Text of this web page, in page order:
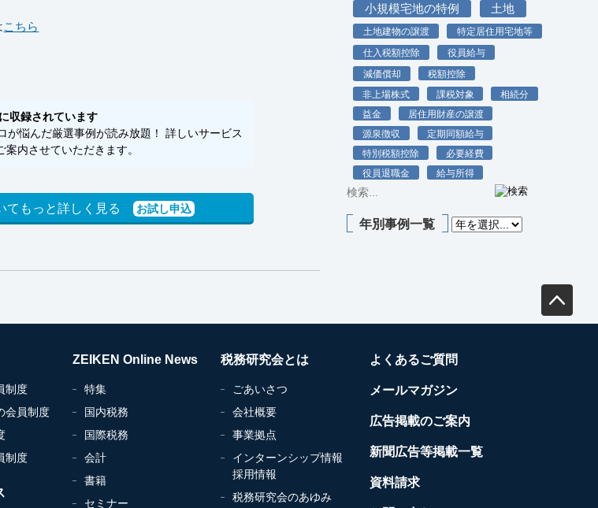
こちら
収録されています
が悩んだ厳選事例が読み放題！ 詳しいサービス
内させていただきます。
てもっと詳しく見る お試し申込
小規模宅地の特例 土地
土地建物の譲渡
特定居住用宅地等
仕入税額控除
役員給与
減価償却
税額控除
非上場株式
課税対象
相続分
益金
居住用財産の譲渡
源泉徴収
定期同額給与
特別税額控除
必要経費
役員退職金
給与所得
年別事例一覧
制度
会員制度
制度
ZEIKEN Online News
特集
国内税務
国際税務
会計
書籍
セミナー
税務研究会とは
ごあいさつ
会社概要
事業拠点
インターンシップ情報
採用情報
税務研究会のあゆみ
よくあるご質問
メールマガジン
広告掲載のご案内
新聞広告等掲載一覧
資料請求